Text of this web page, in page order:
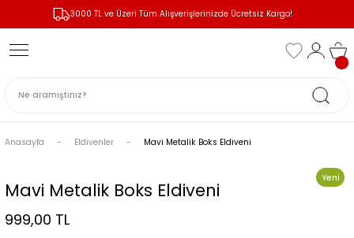
3000 TL ve Üzeri Tüm Alışverişlerinizde Ücretsiz Kargo!
Geri Dön
Erkek Kapişonlu
Kadın Kapişonlu
Muay Thai Şortları
Geri Dön
Geri Dön
| Kasklar
Geri Dön
Geri Dön
Geri Dön
Güç
Anasayfa Eldivenler Mavi Metalik Boks Eldiveni
Yeni
Mavi Metalik Boks Eldiveni
999,00 TL